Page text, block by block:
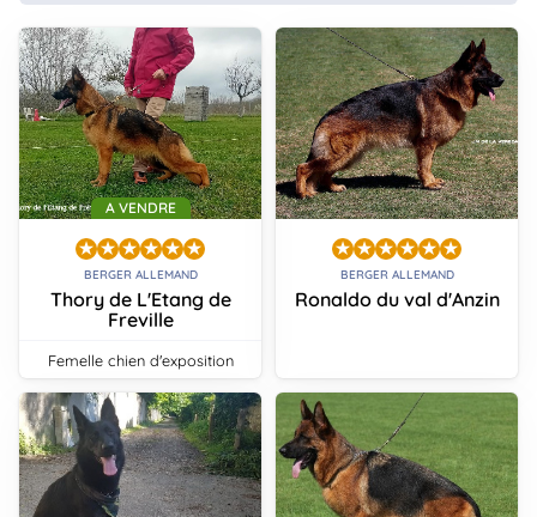
A VENDRE
BERGER ALLEMAND
Thory de L'Etang de
Freville
femelle chien d'exposition
BERGER ALLEMAND
Ronaldo du val d'Anzin